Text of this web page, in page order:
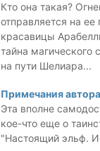
Кто она такая?
отправляется на
красавицы
тайна
на пути Шелиара...
Примечания
Эта вполне
кое-что еще о
"Настоящий эльф.